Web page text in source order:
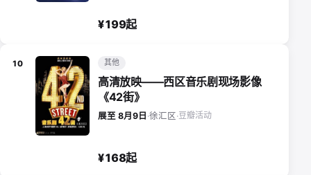
¥199起
10 其他
高清放映——西区音乐剧现场影像
《42街》
展至 8月9日 ·徐汇区·豆瓣活动
¥168起